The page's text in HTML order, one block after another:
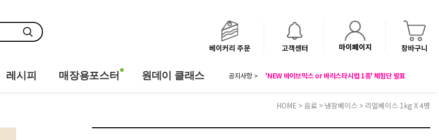
베이커리 주문 고객센터 마이페이지 장바구니
레시피 매장용포스터 원데이 클래스 공지사항 >
베이커리(냉동직배송) 센터 이전에 따른 배송 일정 안내
HOME >음료 > 냉장베이스 > 리얼베이스 1kg X 4병